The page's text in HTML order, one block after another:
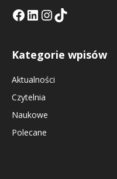
Facebook
LinkedIn
Tik Tok KEInstagramm KE
Kategorie wpisów
Aktualności
Czytelnia
Naukowe
Polecane